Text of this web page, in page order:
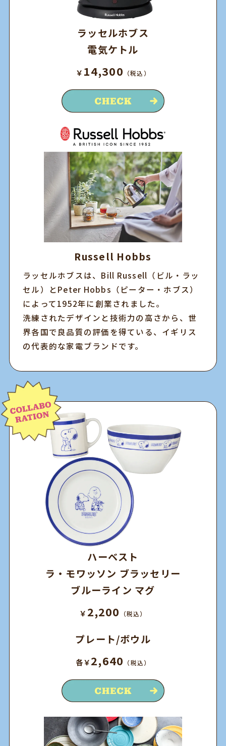
ラッセルホブス
電気ケトル
￥ 14,300 （税込）
Russell Hobbs
ラッセルホブスは、Bill Russell（ビル・ラッ
セル）とPeter Hobbs（ピーター・ホブス）
によって1952年に創業されました。
洗練されたデザインと技術力の高さから、世
界各国で良品質の評価を得ている、イギリス
の代表的な家電ブランドです。
ハーベスト
ラ・モワッソン ブラッセリー
ブルーライン マグ
￥ 2,200 （税込）
プレート/ボウル
各￥2,640 （税込）